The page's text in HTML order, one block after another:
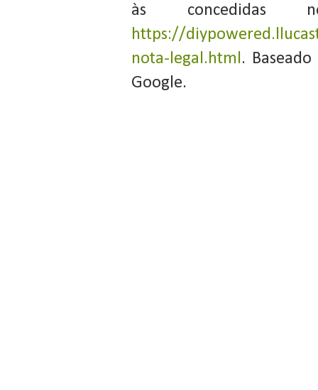
às concedidas
https://
nota-legal.html.
Google.